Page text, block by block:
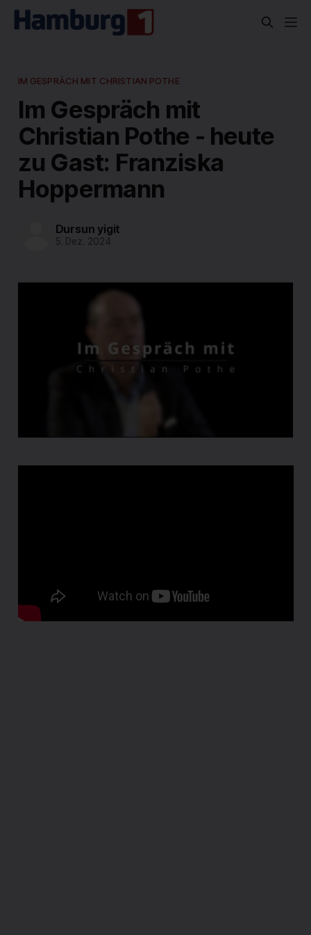
IM GESPRÄCH MIT CHRISTIAN POTHE
Im Gespräch mit
Christian Pothe - heute
zu Gast: Franziska
Hoppermann
Dursun yigit
5. Dez. 2024